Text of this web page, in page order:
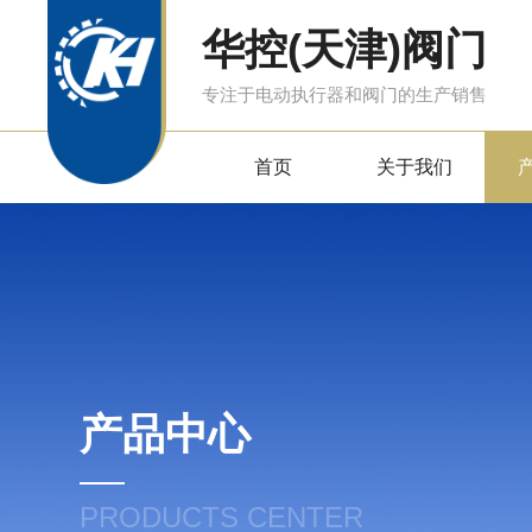
华控(天津)阀门
专注于电动执行器和阀门的生产销售
首页 关于我们
产品中心
PRODUCTS CENTER